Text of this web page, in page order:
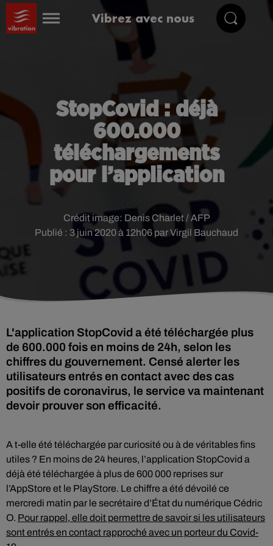
Vibrez avec nous
StopCovid : déjà
600.000
téléchargements
pour l’application
Publié : 3 juin 2020 à 12h06 par Virgil Bauchaud
Crédit image: Denis Charlet / AFP
L'application StopCovid a été téléchargée plus
de 600.000 fois en moins de 24h, selon les
chiffres du gouvernement. Censé alerter les
utilisateurs entrés en contact avec des cas
positifs de coronavirus, le service va maintenant
devoir prouver son efficacité.
A t-elle été téléchargée par curiosité ou à de véritables fins
utiles ? En moins de 24 heures, l’application StopCovid a
déjà été téléchargée à plus de 600 000 reprises sur
l’AppStore et le PlayStore. Le chiffre a été dévoilé ce
mercredi matin par le secrétaire d’État du numérique Cédric
O. Pour rappel, elle doit permettre de savoir si les utilisateurs
sont entrés en contact rapproché avec un porteur du Covid-